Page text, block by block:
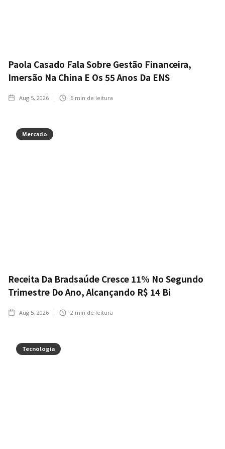
Paola Casado Fala Sobre Gestão Financeira,
Imersão Na China E Os 55 Anos Da ENS
Aug 5, 2026 6 min de leitura
Mercado
Receita Da Bradsaúde Cresce 11% No Segundo
Trimestre Do Ano, Alcançando R$ 14 Bi
Aug 5, 2026 2 min de leitura
Tecnologia